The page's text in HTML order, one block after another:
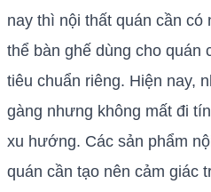
nay thì nội thất quán cần có
thể bàn ghế dùng cho quán
tiêu chuẩn riêng. Hiện nay,
gàng nhưng không mất đi
xu hướng. Các sản phẩm
quán cần tạo nên cảm giác